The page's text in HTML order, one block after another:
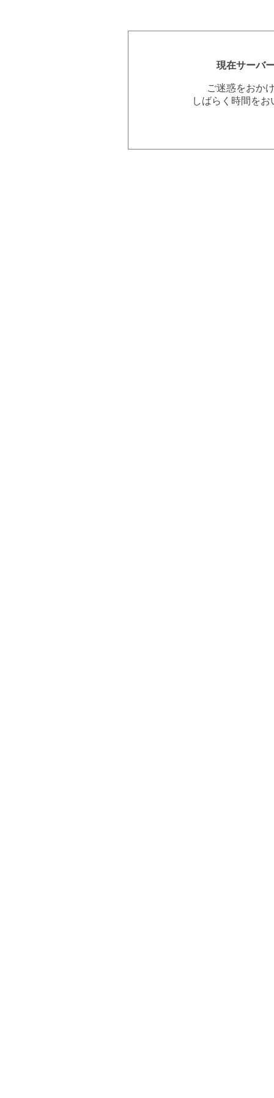
現在サーバ
ご迷惑をおか
しばらく時間を